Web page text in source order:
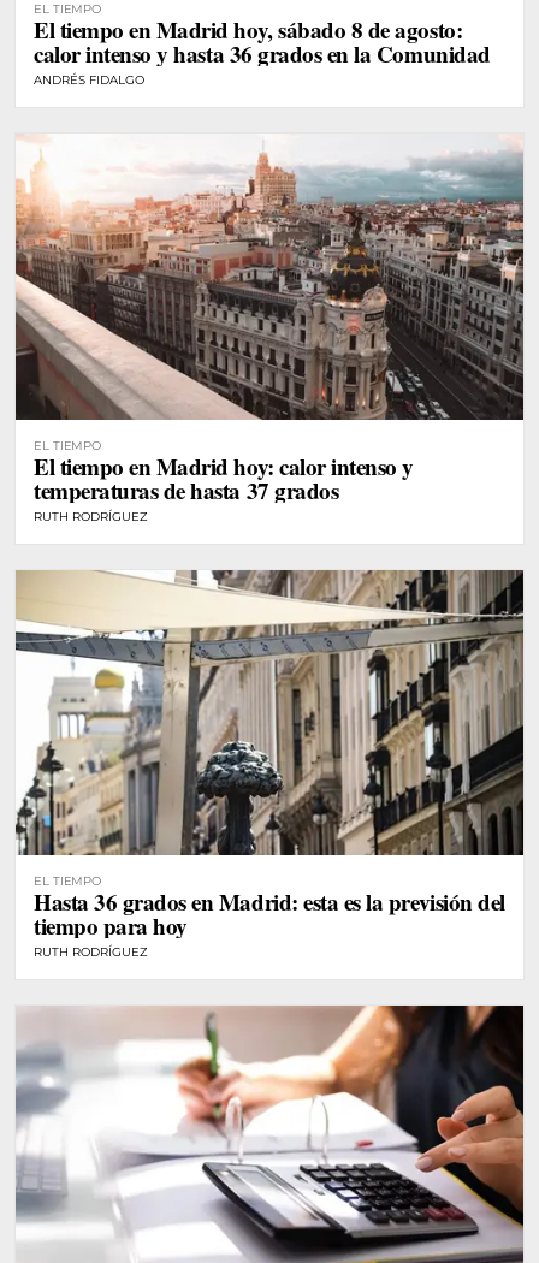
EL TIEMPO
El tiempo en Madrid hoy, sábado 8 de agosto:
calor intenso y hasta 36 grados en la Comunidad
ANDRÉS FIDALGO
EL TIEMPO
El tiempo en Madrid hoy: calor intenso y
temperaturas de hasta 37 grados
RUTH RODRÍGUEZ
EL TIEMPO
Hasta 36 grados en Madrid: esta es la previsión del
tiempo para hoy
RUTH RODRÍGUEZ